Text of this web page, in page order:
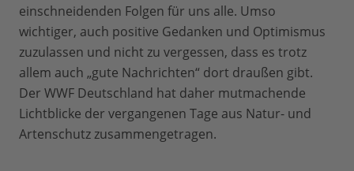
einschneidenden Folgen für uns alle. Umso
wichtiger, auch positive Gedanken und Optimismus
zuzulassen und nicht zu vergessen, dass es trotz
allem auch „gute Nachrichten“ dort draußen gibt.
Der WWF Deutschland hat daher mutmachende
Lichtblicke der vergangenen Tage aus Natur- und
Artenschutz zusammengetragen.